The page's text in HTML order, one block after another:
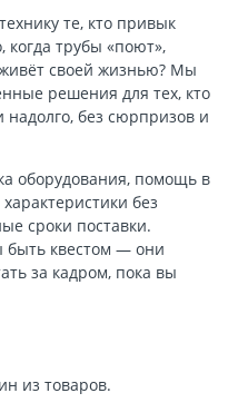
те, кто привык
когда трубы «поют»,
своей жизнью? Мы
решения для тех, кто
надолго, без сюрпризов и
оборудования, помощь в
без
сроки поставки.
квестом — они
за кадром, пока вы
из товаров.